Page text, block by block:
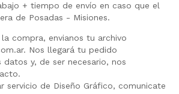
+ tiempo de envío en caso que el
de Posadas - Misiones.
compra, envianos tu archivo
. Nos llegará tu pedido
y, de ser necesario, nos
servicio de Diseño Gráfico, comunicate